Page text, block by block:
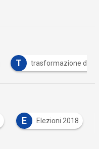
trasformazione digitale
E Elezioni 2018